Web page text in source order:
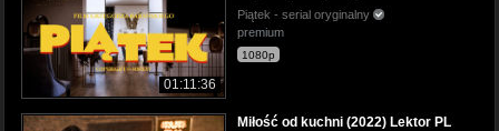
01:11:36
Piątek - serial oryginalny
premium
1080p
Miłość od kuchni (2022) Lektor PL